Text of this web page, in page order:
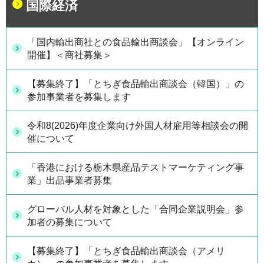
国際経済
「国内輸出商社との食品輸出商談会」【オンライン
開催】＜商社募集＞
【募集終了】「とちぎ食品輸出商談会（韓国）」の
参加事業者を募集します
令和8(2026)年度企業向け外国人材雇用等相談会の開
催について
「香港における栃木県産品テストマーケティング事
業」出品事業者募集
グローバル人材を対象とした「合同企業説明会」参
加者の募集について
【募集終了】「とちぎ食品輸出商談会（アメリ